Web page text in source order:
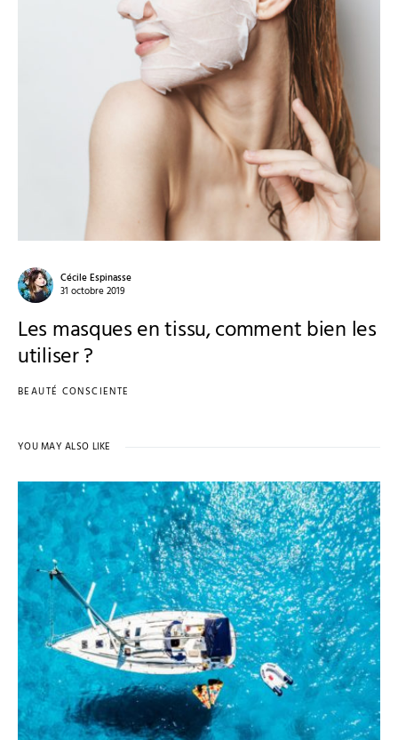
Cécile Espinasse
31 octobre 2019
Les masques en tissu, comment bien les
utiliser ?
BEAUTÉ CONSCIENTE
YOU MAY ALSO LIKE